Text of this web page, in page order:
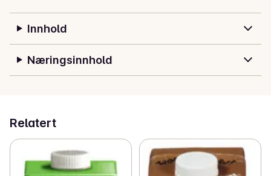
Innhold
Næringsinnhold
Relatert